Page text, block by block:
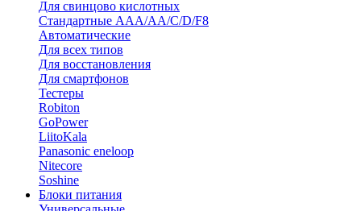
Для свинцово кислотных
Стандартные ААА/АА/С/D/F8
Автоматические
Для всех типов
Для восстановления
Для смартфонов
Тестеры
Robiton
GoPower
LiitoKala
Panasonic eneloop
Nitecore
Soshine
Блоки питания